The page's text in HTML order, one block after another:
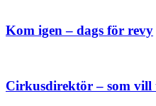
Kom igen – dags för revy
Cirkusdirektör – som vill